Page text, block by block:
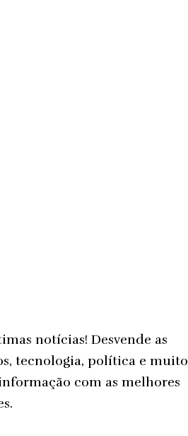
notícias! Desvende as
tecnologia, política e muito
com as melhores